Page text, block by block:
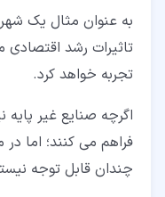
به عنوان مثال یک شهر
تاثیرات رشد اقتصادی
تجربه خواهد کرد.
اگرچه صنایع غیر
فراهم می کنند؛ اما در
چندان قابل توجه